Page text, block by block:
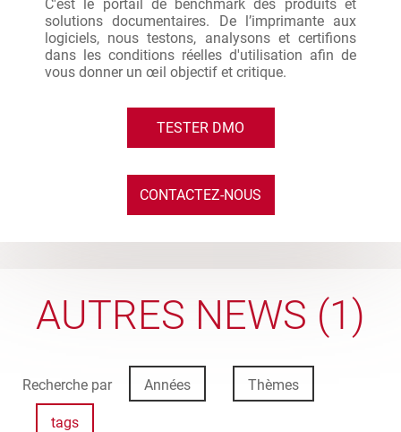
C'est le portail de benchmark des produits et
solutions documentaires. De l’imprimante aux
logiciels, nous testons, analysons et certifions
dans les conditions réelles d'utilisation afin de
vous donner un œil objectif et critique.
TESTER DMO
CONTACTEZ-NOUS
AUTRES NEWS (1)
Recherche par Années Thèmes
tags